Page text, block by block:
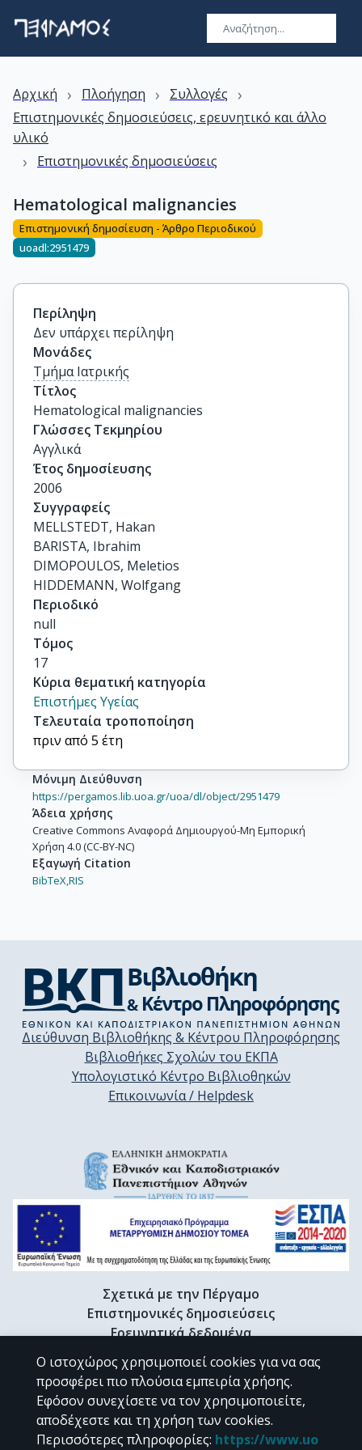
Αρχική › Πλοήγηση › Συλλογές ›
Επιστημονικές δημοσιεύσεις, ερευνητικό και άλλο
υλικό
› Επιστημονικές δημοσιεύσεις
Hematological malignancies
Επιστημονική δημοσίευση - Άρθρο Περιοδικού
uoadl:2951479
Περίληψη
Δεν υπάρχει περίληψη
Μονάδες
Τμήμα Ιατρικής
Τίτλος
Hematological malignancies
Γλώσσες Τεκμηρίου
Αγγλικά
Έτος δημοσίευσης
2006
Συγγραφείς
MELLSTEDT, Hakan
BARISTA, Ibrahim
DIMOPOULOS, Meletios
HIDDEMANN, Wolfgang
Περιοδικό
null
Τόμος
17
Κύρια θεματική κατηγορία
Επιστήμες Υγείας
Τελευταία τροποποίηση
πριν από 5 έτη
Μόνιμη Διεύθυνση
https://pergamos.lib.uoa.gr/uoa/dl/object/2951479
Άδεια χρήσης
Creative Commons Αναφορά Δημιουργού-Μη Εμπορική
Χρήση 4.0 (CC-BY-NC)
Εξαγωγή Citation
BibTeX,RIS
Διεύθυνση Βιβλιοθήκης & Κέντρου Πληροφόρησης
Βιβλιοθήκες Σχολών του ΕΚΠΑ
Υπολογιστικό Κέντρο Βιβλιοθηκών
Επικοινωνία / Helpdesk
Σχετικά με την Πέργαμο
Επιστημονικές δημοσιεύσεις
Ερευνητικά δεδομένα
Διδακτορικές διατριβές & Γκρίζα βιβλιογραφία
Προφίλ Ερευνητή
CC BY-NC 4.0
Ο ιστοχώρος χρησιμοποιεί cookies για να σας
προσφέρει πιο πλούσια εμπειρία χρήσης.
Εφόσον συνεχίσετε να τον χρησιμοποιείτε,
αποδέχεστε και τη χρήση των cookies.
Περισσότερες πληροφορίες: https://www.uo